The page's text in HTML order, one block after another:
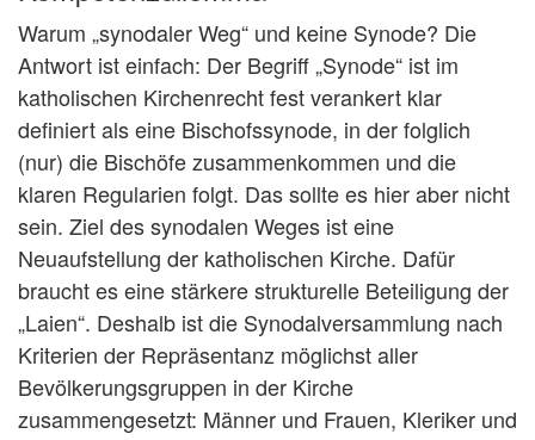
Warum „synodaler Weg“ und keine Synode? Die
Antwort ist einfach: Der Begriff „Synode“ ist im
katholischen Kirchenrecht fest verankert klar
definiert als eine Bischofssynode, in der folglich
(nur) die Bischöfe zusammenkommen und die
klaren Regularien folgt. Das sollte es hier aber nicht
sein. Ziel des synodalen Weges ist eine
Neuaufstellung der katholischen Kirche. Dafür
braucht es eine stärkere strukturelle Beteiligung der
„Laien“. Deshalb ist die Synodalversammlung nach
Kriterien der Repräsentanz möglichst aller
Bevölkerungsgruppen in der Kirche
zusammengesetzt: Männer und Frauen, Kleriker und